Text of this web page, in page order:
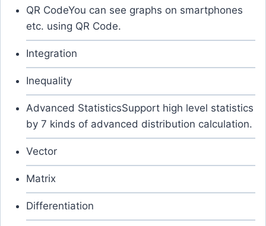
QR CodeYou can see graphs on smartphones
etc. using QR Code.
Integration
Inequality
Advanced StatisticsSupport high level statistics
by 7 kinds of advanced distribution calculation.
Vector
Matrix
Differentiation